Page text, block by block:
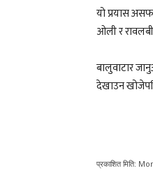
यो प्रयास
ओली र
बालुवाटार
देखाउन
प्रकाशित मिति: